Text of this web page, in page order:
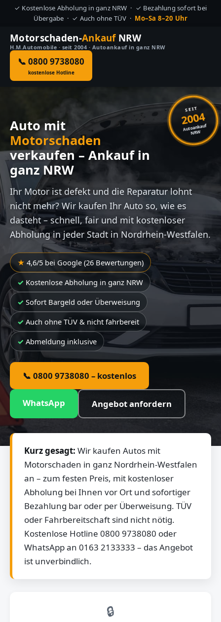
✓ Kostenlose Abholung in ganz NRW · ✓ Bezahlung sofort bei
Übergabe · ✓ Auch ohne TÜV · Mo–Sa 8–20 Uhr
Motorschaden-AnkaufNRW
H.M.Automobile · seit 2004 · Autoankauf in ganz NRW
📞 0800 9738080
kostenlose Hotline
SEIT
2004
Autoankauf
NRW
Auto mit
Motorschaden
verkaufen – Ankauf in
ganz NRW
Ihr Motor ist defekt und die Reparatur lohnt
nicht mehr? Wir kaufen Ihr Auto so, wie es
dasteht – schnell, fair und mit kostenloser
Abholung in jeder Stadt in Nordrhein-Westfalen.
4,6/5 bei Google (26 Bewertungen)
Kostenlose Abholung in ganz NRW
Sofort Bargeld oder Überweisung
Auch ohne TÜV & nicht fahrbereit
Abmeldung inklusive
📞 0800 9738080 – kostenlos
WhatsApp Angebot anfordern
Kurz gesagt: Wir kaufen Autos mit
Motorschaden in ganz Nordrhein-Westfalen
an – zum festen Preis, mit kostenloser
Abholung bei Ihnen vor Ort und sofortiger
Bezahlung bar oder per Überweisung. TÜV
oder Fahrbereitschaft sind nicht nötig.
Kostenlose Hotline 0800 9738080 oder
WhatsApp an 0163 2133333 – das Angebot
ist unverbindlich.
🔒